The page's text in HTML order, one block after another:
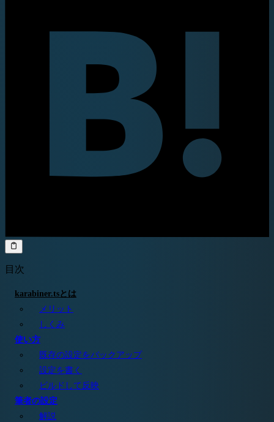
目次
karabiner.tsとは
メリット
しくみ
使い方
既存の設定をバックアップ
設定を書く
ビルドして反映
筆者の設定
解説